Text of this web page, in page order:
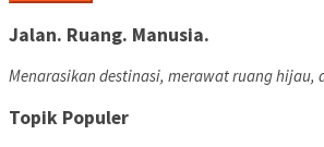
Jalan. Ruang. Manusia.
Menarasikan destinasi, merawat ruang hijau,
Topik Populer